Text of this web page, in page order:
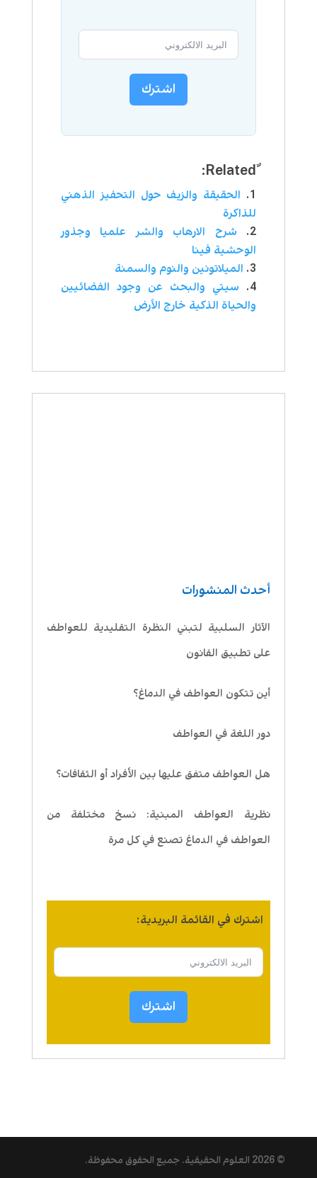
أحدث المنشورات
الآثار السلبية لتبني النظرة التقليدية للعواطف
على تطبيق القانون
أين تتكون العواطف في الدماغ؟
دور اللغة في العواطف
هل العواطف متفق عليها بين الأفراد أو الثقافات؟
نظرية العواطف المبنية: نسخ مختلفة من
العواطف في الدماغ تصنع في كل مرة
اشترك في القائمة البريدية:
اشترك
اشترك
ٌRelated:
الحقيقة والزيف حول التحفيز الذهني
للذاكرة
شرح الارهاب والشر علميا وجذور
الوحشية فينا
الميلاتونين والنوم والسمنة
سيتي والبحث عن وجود الفضائيين
والحياة الذكية خارج الأرض
© 2026 العلوم الحقيقية. جميع الحقوق محفوظة.